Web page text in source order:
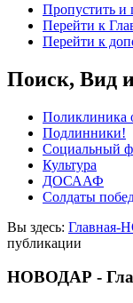
Пропустить и
Перейти к
Перейти к
Поиск, Вид
Поликлиника
Подлинники!
Социальный
Культура
ДОСААФ
Солдаты
Вы здесь:
публикации
НОВОДАР -